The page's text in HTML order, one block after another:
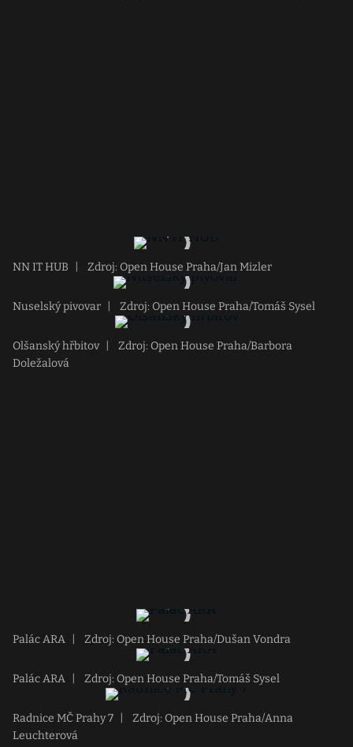
NN IT HUB Zdroj: Open House Praha/Jan Mizler
Nuselský pivovar Zdroj: Open House Praha/Tomáš Sysel
Olšanský hřbitov
Zdroj: Open House Praha/Barbora
Doležalová
Palác ARA Zdroj: Open House Praha/Dušan Vondra
Palác ARA Zdroj: Open House Praha/Tomáš Sysel
Radnice MČ Prahy 7
Zdroj: Open House Praha/Anna
Leuchterová